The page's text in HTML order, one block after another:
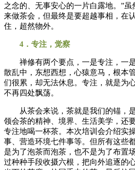
之念的、无事安心的一片白露地。”
来做茶会，但最终是要超越事相，在
住，超然物外。
4．专注，觉察
禅修有两个要点，一是专注，一是
散乱中，东想西想，心猿意马，根本
们很累，却无法休息。专注，就是为
不再四处飘荡。
从茶会来说，茶就是我们的锚，是
领会茶的精神、境界、生活美学，还
专注地喝一杯茶。本次培训会介绍实
事、营造环境七件事等。但所有这些
是为了泡茶而泡茶，也不是为了布置
过种种手段收摄六根，把向外追逐的